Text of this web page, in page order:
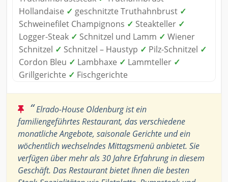
Hollandaise ✓ geschnitzte Truthahnbrust ✓
Schweinefilet Champignons ✓ Steakteller ✓
Logger-Steak ✓ Schnitzel und Lamm ✓ Wiener
Schnitzel ✓ Schnitzel – Haustyp ✓ Pilz-Schnitzel ✓
Cordon Bleu ✓ Lambhaxe ✓ Lammteller ✓
Grillgerichte ✓ Fischgerichte
“Elrado-House Oldenburg ist ein
familiengeführtes Restaurant, das verschiedene
monatliche Angebote, saisonale Gerichte und ein
wöchentlich wechselndes Mittagsmenü anbietet. Sie
verfügen über mehr als 30 Jahre Erfahrung in diesem
Geschäft. Das Restaurant bietet Ihnen die besten